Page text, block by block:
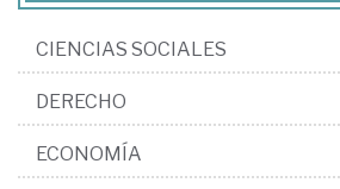
CIENCIAS SOCIALES
DERECHO
ECONOMÍA